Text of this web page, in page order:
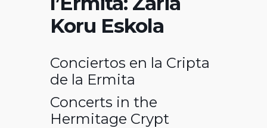
Koru Eskola
Conciertos en la Cripta
de la Ermita
Concerts in the
Hermitage Crypt